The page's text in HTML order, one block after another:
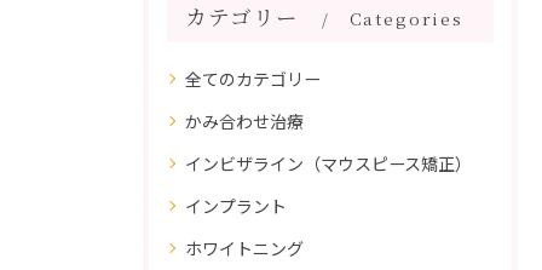
カテゴリー Categories
全てのカテゴリー
かみ合わせ治療
インビザライン（マウスピース矯正）
インプラント
ホワイトニング